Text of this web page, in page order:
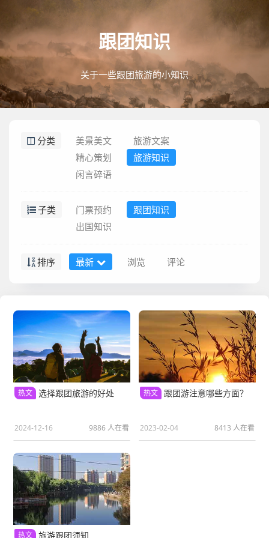
跟团知识
关于一些跟团旅游的小知识
分类 美景美文
旅游文案
精心策划
旅游知识
闲言碎语
子类 门票预约
跟团知识
出国知识
排序 最新 浏览 评论
热文 选择跟团旅游的好处
2024-12-16 9886 人在看
热文 跟团游注意哪些方面？
2023-02-04 8413 人在看
热文 旅游跟团须知